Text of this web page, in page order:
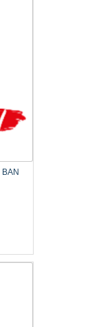
BAN